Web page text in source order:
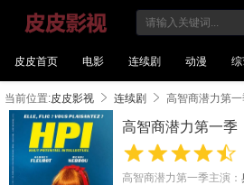
皮皮首页 电影 连续剧 动漫
当前位置:皮皮影视 连续剧 高智商潜力第
高智商潜力第一季
高智商潜力第一季主演：